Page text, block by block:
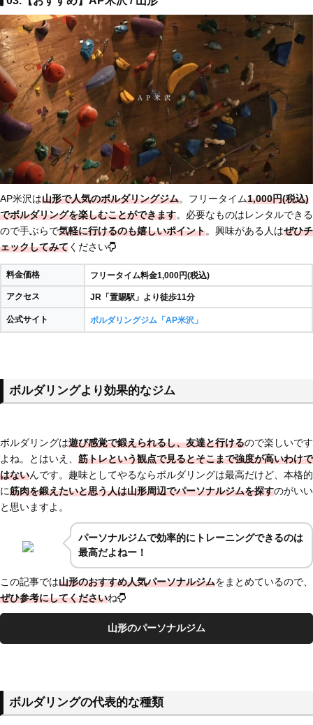
AP米沢は山形で人気のボルダリングジム。フリータイム1,000円(税込)
でボルダリングを楽しむことができます。必要なものはレンタルできる
ので手ぶらで気軽に行けるのも嬉しいポイント。興味がある人はぜひチ
ェックしてみてください
料金価格 フリータイム料金1,000円(税込)
アクセス JR「置賜駅」より徒歩11分
公式サイト ボルダリングジム「AP米沢」
ボルダリングより効果的なジム
ボルダリングは遊び感覚で鍛えられるし、友達と行けるので楽しいです
よね。とはいえ、 筋トレという観点で見るとそこまで強度が高いわけで
はないんです。趣味としてやるならボルダリングは最高だけど、本格的
に筋肉を鍛えたいと思う人は山形周辺でパーソナルジムを探すのがいい
と思いますよ。
パーソナルジムで効率的にトレーニングできるのは
最高だよねー！
この記事では山形のおすすめ人気パーソナルジムをまとめているので、
ぜひ参考にしてくださいね
山形のパーソナルジム
ボルダリングの代表的な種類